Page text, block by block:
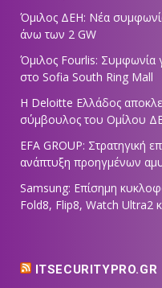
Όμιλος ΔΕΗ: Νέα
άνω των 2 GW
Όμιλος Fourlis: Συμφωνία
στο Sofia South Ring Mall
Η Deloitte Ελλάδος
σύμβουλος του Ομίλου
EFA GROUP: Στρατηγική
ανάπτυξη προηγμένων
Samsung: Επίσημη
Fold8, Flip8, Watch Ultra2
ITSECURITYPRO.GR